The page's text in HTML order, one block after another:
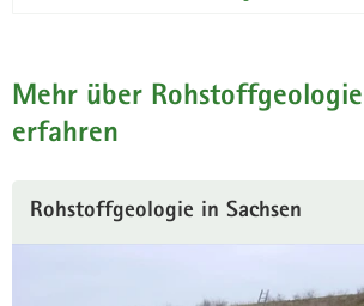
Mehr über Rohstoffgeologie
erfahren
Rohstoffgeologie in Sachsen